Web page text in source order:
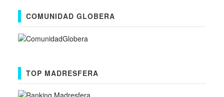
COMUNIDAD GLOBERA
TOP MADRESFERA